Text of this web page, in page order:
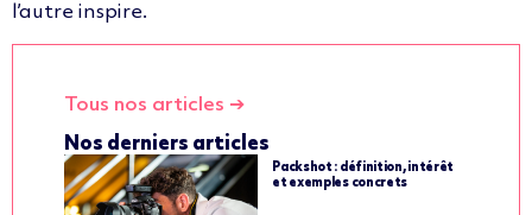
l’autre inspire.
Tous nos articles ➔
Nos derniers articles
Packshot : définition, intérêt
et exemples concrets